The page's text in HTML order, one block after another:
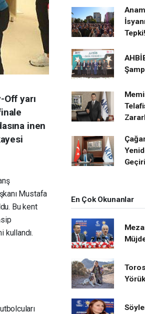
yarı
inen
Mustafa
Bu kent
kullandı.
Tepki!
En Çok Okunanlar